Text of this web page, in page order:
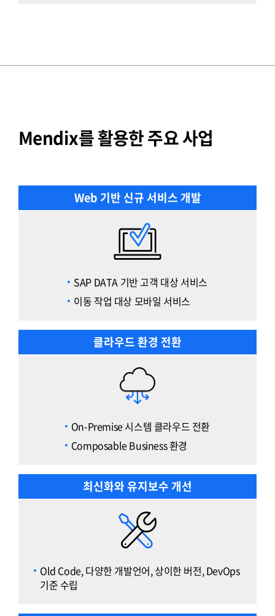
Mendix를 활용한 주요 사업
Web 기반 신규 서비스 개발
SAP DATA 기반 고객 대상 서비스
이동 작업 대상 모바일 서비스
클라우드 환경 전환
On-Premise 시스템 클라우드 전환
Composable Business 환경
최신화와 유지보수 개선
Old Code, 다양한 개발언어, 상이한 버전, DevOps
기준 수립